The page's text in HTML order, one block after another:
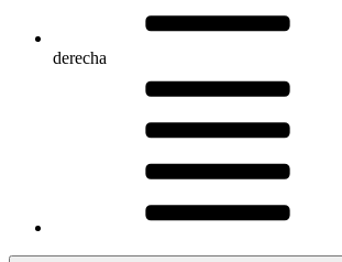
derecha